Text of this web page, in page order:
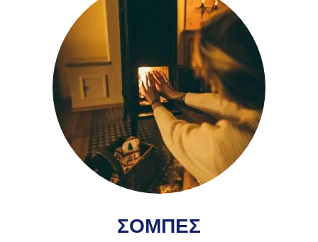
ΣΟΜΠΕΣ